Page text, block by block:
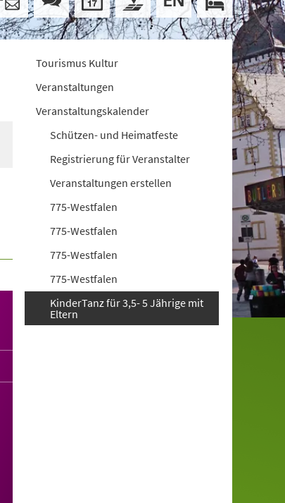
Tourismus Kultur
Veranstaltungen
Veranstaltungskalender
Schützen- und Heimatfeste
Registrierung für Veranstalter
Veranstaltungen erstellen
775-Westfalen
775-Westfalen
775-Westfalen
775-Westfalen
KinderTanz für 3,5- 5 Jährige mit
Eltern